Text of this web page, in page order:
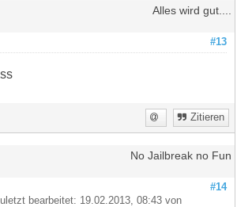
Alles wird gut....
#13
Zitieren
No Jailbreak no Fun
#14
bearbeitet: 19.02.2013, 08:43 von